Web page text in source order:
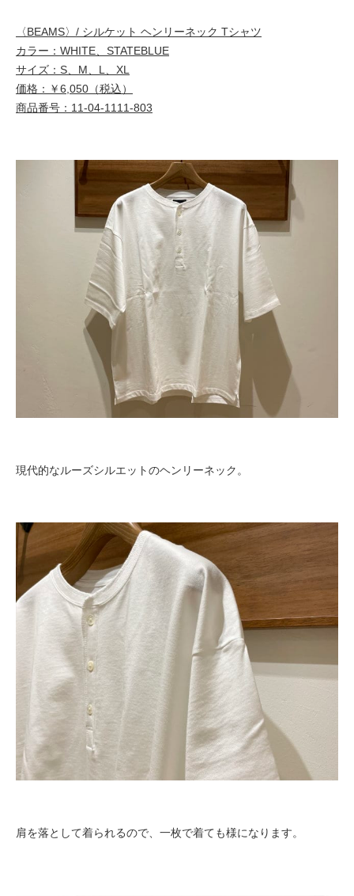
〈BEAMS〉/ シルケット ヘンリーネック Tシャツ
カラー：WHITE、STATEBLUE
サイズ：S、M、L、XL
価格：￥6,050（税込）
商品番号：11-04-1111-803
現代的なルーズシルエットのヘンリーネック。
肩を落として着られるので、一枚で着ても様になります。